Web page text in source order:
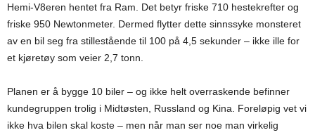
Hemi-V8eren hentet fra Ram. Det betyr friske 710 hestekrefter og
friske 950 Newtonmeter. Dermed flytter dette sinnssyke monsteret
av en bil seg fra stillestående til 100 på 4,5 sekunder – ikke ille for
et kjøretøy som veier 2,7 tonn.
Planen er å bygge 10 biler – og ikke helt overraskende befinner
kundegruppen trolig i Midtøsten, Russland og Kina. Foreløpig vet vi
ikke hva bilen skal koste – men når man ser noe man virkelig